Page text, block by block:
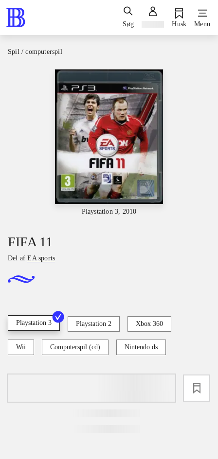
Søg Husk Menu
Spil / computerspil
Playstation 3, 2010
FIFA 11
Del afEA sports
Playstation 3 Playstation 2 Xbox 360
Wii Computerspil (cd) Nintendo ds